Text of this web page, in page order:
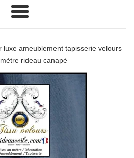
Menu
luxe ameublement tapisserie velours
rideau canapé